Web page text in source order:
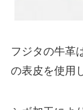
フジタの牛革
の表皮を使用